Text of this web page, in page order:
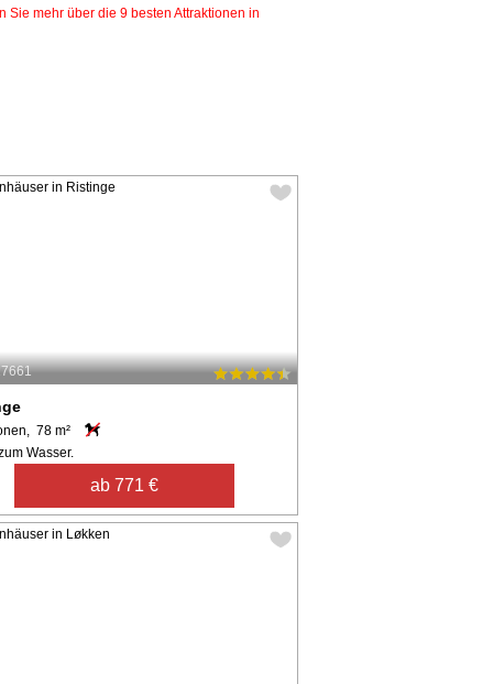
Sie mehr über die 9 besten Attraktionen in
78 m²
Wasser.
ab 771 €